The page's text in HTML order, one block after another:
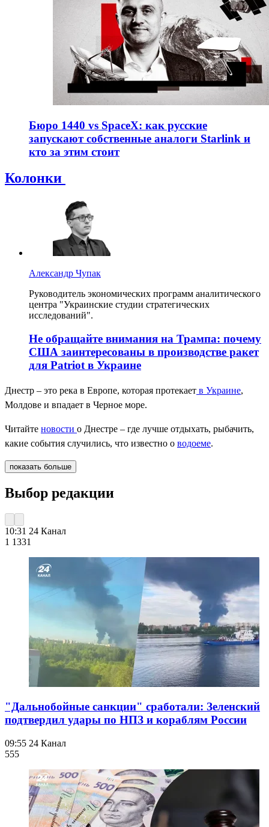
Бюро 1440 vs SpaceX: как русские
запускают собственные аналоги Starlink и
кто за этим стоит
Колонки
Александр Чупак
Руководитель экономических программ аналитического
центра "Украинские студии стратегических
исследований".
Не обращайте внимания на Трампа: почему
США заинтересованы в производстве ракет
для Patriot в Украине
Днестр – это река в Европе, которая протекает в Украине,
Молдове и впадает в Черное море.
Читайте новости о Днестре – где лучше отдыхать, рыбачить,
какие события случились, что известно о водоеме.
показать больше
Выбор редакции
10:31 24 Канал
1 1331
"Дальнобойные санкции" сработали: Зеленский
подтвердил удары по НПЗ и кораблям России
09:55 24 Канал
555